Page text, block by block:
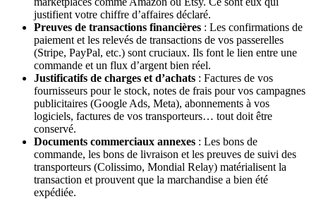
justifient votre chiffre d’affaires déclaré.
Preuves de transactions financières : Les confirmations de
paiement et les relevés de transactions de vos passerelles
(Stripe, PayPal, etc.) sont cruciaux. Ils font le lien entre une
commande et un flux d’argent bien réel.
Justificatifs de charges et d’achats : Factures de vos
fournisseurs pour le stock, notes de frais pour vos campagnes
publicitaires (Google Ads, Meta), abonnements à vos
logiciels, factures de vos transporteurs… tout doit être
conservé.
Documents commerciaux annexes : Les bons de
commande, les bons de livraison et les preuves de suivi des
transporteurs (Colissimo, Mondial Relay) matérialisent la
transaction et prouvent que la marchandise a bien été
expédiée.